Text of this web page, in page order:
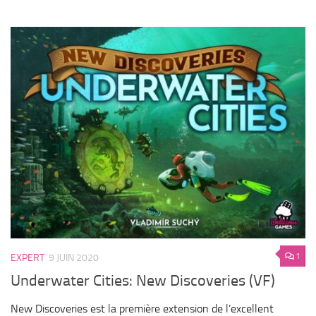
1
EXPERT 9 JUIN 2020
Underwater Cities: New Discoveries (VF)
New Discoveries est la première extension de l’excellent